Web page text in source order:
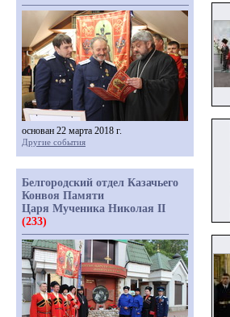
основан 22 марта 2018 г.
Другие события
Белгородский отдел Казачьего
Конвоя Памяти
Царя Мученика Николая II
(233)